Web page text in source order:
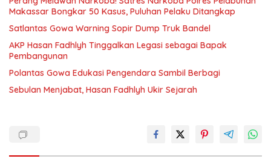
Makassar Bongkar 50 Kasus, Puluhan Pelaku Ditangkap
Satlantas Gowa Warning Sopir Dump Truk Bandel
AKP Hasan Fadhlyh Tinggalkan Legasi sebagai Bapak
Pembangunan
Polantas Gowa Edukasi Pengendara Sambil Berbagi
Sebulan Menjabat, Hasan Fadhlyh Ukir Sejarah